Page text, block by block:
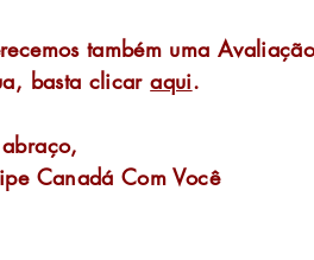
também uma
basta clicaraqui.
Canadá Com Você